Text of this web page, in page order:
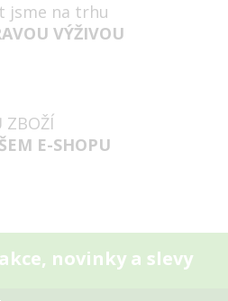
jsme na trhu
VÝŽIVOU
ZBOŽÍ
E-SHOPU
novinky a slevy